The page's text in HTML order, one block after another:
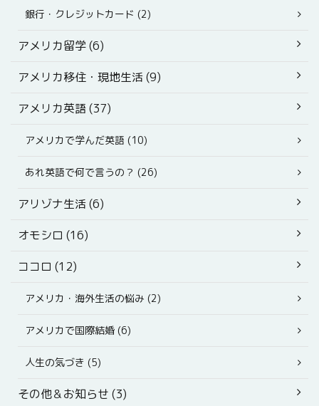
銀行・クレジットカード (2)
アメリカ留学 (6)
アメリカ移住・現地生活 (9)
アメリカ英語 (37)
アメリカで学んだ英語 (10)
あれ英語で何で言うの？ (26)
アリゾナ生活 (6)
オモシロ (16)
ココロ (12)
アメリカ・海外生活の悩み (2)
アメリカで国際結婚 (6)
人生の気づき (5)
その他＆お知らせ (3)